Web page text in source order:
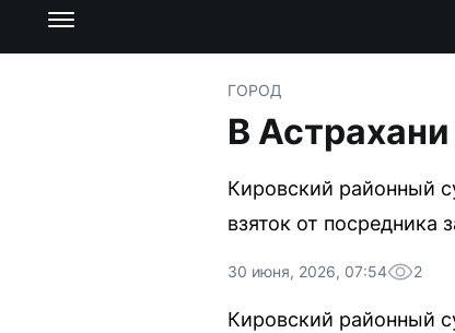
ГОРОД
В
Кировский районный
взяток от посредника
30 июня, 2026, 07:54 2
Кировский районный